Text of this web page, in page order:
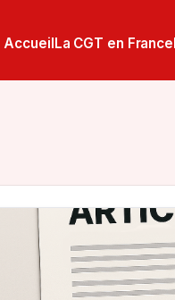
Accueil La CGT en France